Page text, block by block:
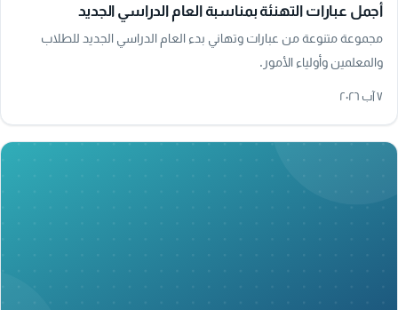
أجمل عبارات التهنئة بمناسبة العام الدراسي الجديد
مجموعة متنوعة من عبارات وتهاني بدء العام الدراسي الجديد للطلاب
والمعلمين وأولياء الأمور.
٧ آب ٢٠٢٦